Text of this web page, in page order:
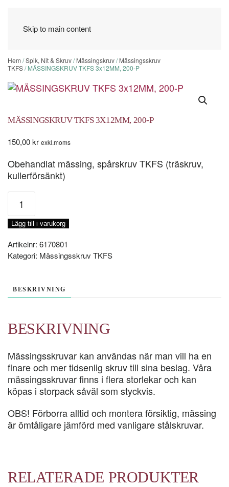
Skip to main content
Hem /Spik, Nit & Skruv/Mässingskruv/Mässingsskruv
TKFS/ MÄSSINGSKRUV TKFS 3x12MM, 200-P
MÄSSINGSKRUV TKFS 3X12MM, 200-P
150,00kr exkl.moms
Obehandlat mässing, spårskruv TKFS (träskruv,
kullerförsänkt)
MÄSSINGSKRUV
TKFS
3x12MM,
200-
P
mängd
Lägg till i varukorg
Artikelnr: 6170801
Kategori: Mässingsskruv TKFS
BESKRIVNING
BESKRIVNING
Mässingsskruvar kan användas när man vill ha en
finare och mer tidsenlig skruv till sina beslag. Våra
mässingsskruvar finns i flera storlekar och kan
köpas i storpack såväl som styckvis.
OBS! Förborra alltid och montera försiktig, mässing
är ömtåligare jämförd med vanligare stålskruvar.
RELATERADE PRODUKTER